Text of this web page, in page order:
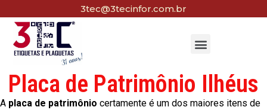
3tec@3tecinfor.com.br
Placa de Patrimônio Ilhéus
A placa de patrimônio certamente é um dos maiores itens de